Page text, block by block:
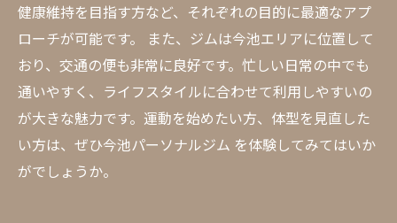
健康維持を目指す方など、それぞれの目的に最適なアプ
ローチが可能です。 また、ジムは今池エリアに位置して
おり、交通の便も非常に良好です。忙しい日常の中でも
通いやすく、ライフスタイルに合わせて利用しやすいの
が大きな魅力です。運動を始めたい方、体型を見直した
い方は、ぜひ今池パーソナルジム を体験してみてはいか
がでしょうか。